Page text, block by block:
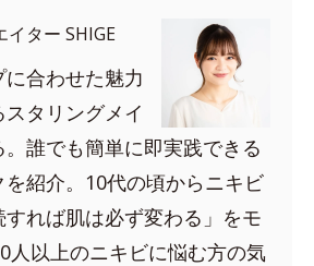
イター SHIGE
合わせた魅力
タリングメイ
誰でも簡単に即実践できる
紹介。10代の頃からニキビ
れば肌は必ず変わる」をモ
人以上のニキビに悩む方の気